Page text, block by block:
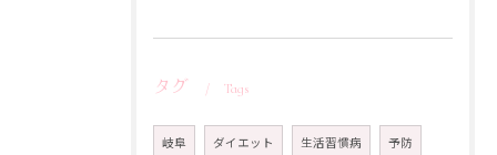
タグ Tags
岐阜 ダイエット 生活習慣病 予防